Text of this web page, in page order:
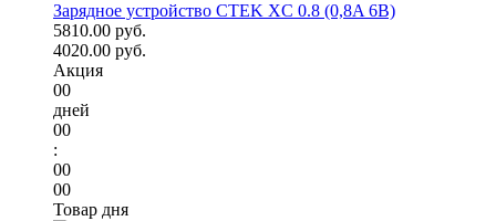
Зарядное устройство CTEK XC 0.8 (0,8A 6В)
5810.00 руб.
4020.00 руб.
Акция
00
дней
00
:
00
00
Товар дня